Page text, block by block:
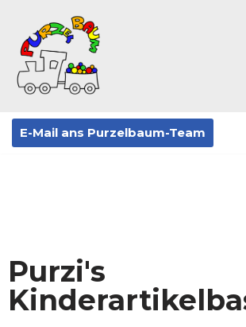
Zum
Inhalt
springen
E-Mail ans Purzelbaum-Team
Purzi's